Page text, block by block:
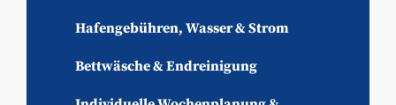
Hafengebühren, Wasser & Strom
Bettwäsche & Endreinigung